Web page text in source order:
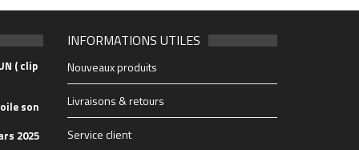
( clip
son
2025
INFORMATIONS UTILES
Nouveaux produits
Livraisons & retours
Service client